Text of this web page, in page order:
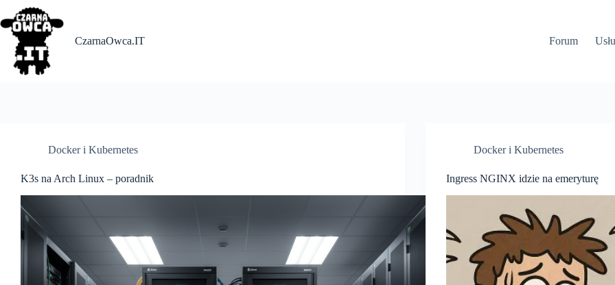
to
content
CzarnaOwca.IT
Forum
Docker i Kubernetes
K3s na Arch Linux – poradnik
Docker i Kubernetes
Ingress NGINX idzie na emeryturę